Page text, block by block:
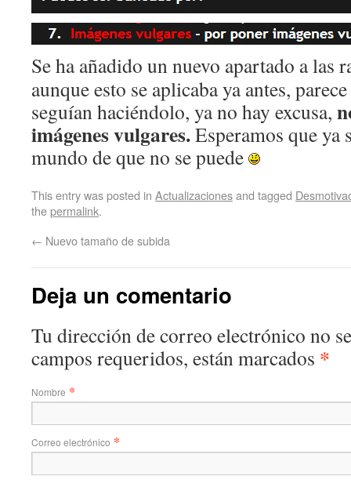
Se ha añadido un nuevo apartado a las
aunque esto se aplicaba ya antes,
seguían haciéndolo, ya no hay excusa,
imágenes vulgares.Esperamos que ya
mundo de que no se puede
This entry was posted in Actualizacionesand tagged
thepermalink.
← Nuevo tamaño de subida
Deja un comentario
Tu dirección de correo electrónico no
campos requeridos, están marcados *
Nombre *
Correo electrónico *